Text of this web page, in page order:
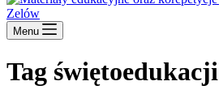
Menu
Tag świętoedukacji